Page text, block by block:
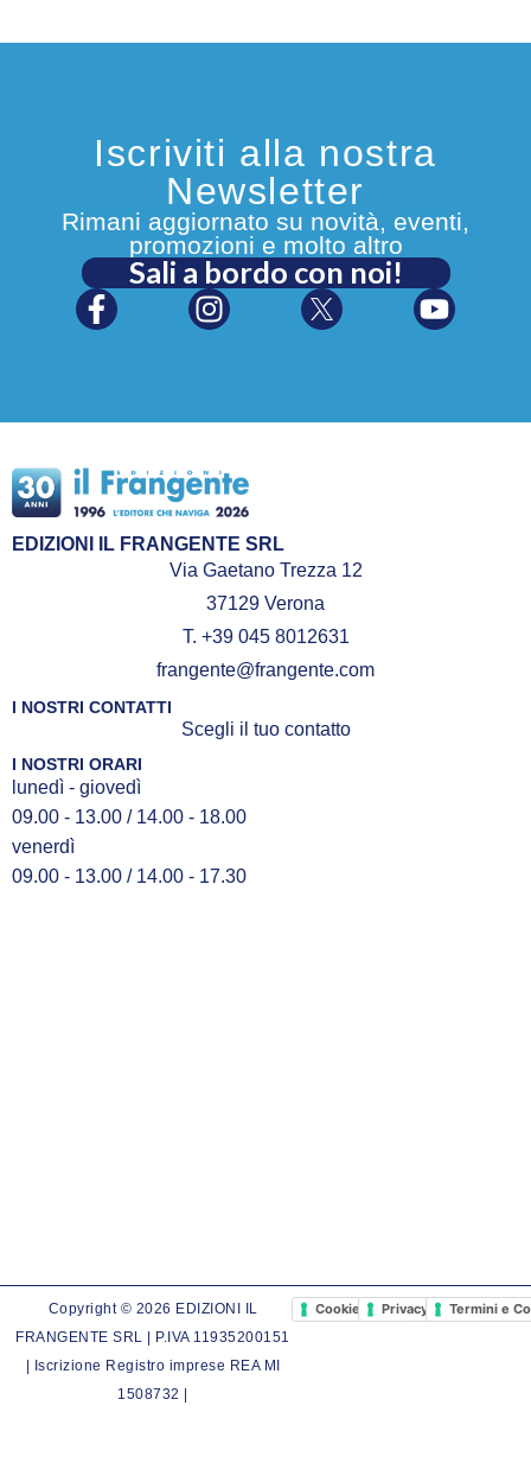
Iscriviti alla nostra
Newsletter
Rimani aggiornato su novità, eventi,
promozioni e molto altro
Sali a bordo con noi!
EDIZIONI IL FRANGENTE SRL
Via Gaetano Trezza 12
37129 Verona
T. +39 045 8012631
frangente@frangente.com
I NOSTRI CONTATTI
Scegli il tuo contatto
I NOSTRI ORARI
lunedì - giovedì
09.00 - 13.00 / 14.00 - 18.00
venerdì
09.00 - 13.00 / 14.00 - 17.30
Copyright © 2026 EDIZIONI IL
FRANGENTE SRL | P.IVA 11935200151
| Iscrizione Registro imprese REA MI
1508732 |
Cookie PolicyPrivacy PolicyTermini e